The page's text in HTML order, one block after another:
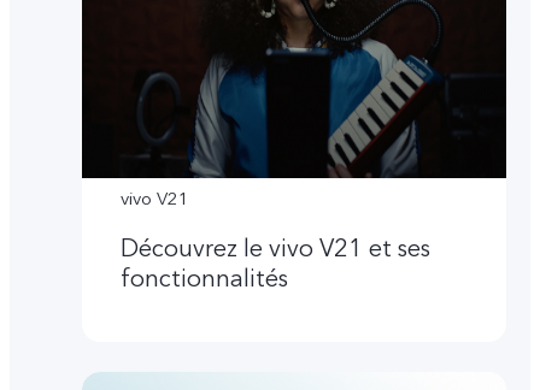
vivo V21
Découvrez le vivo V21 et ses
fonctionnalités